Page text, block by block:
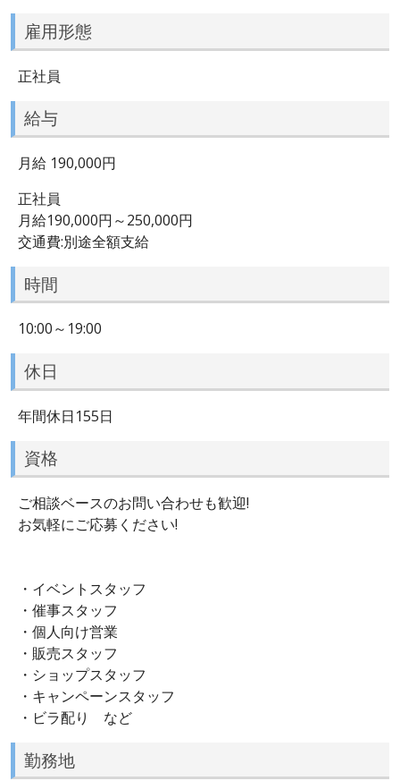
雇用形態
正社員
給与
月給 190,000円
正社員
月給190,000円～250,000円
交通費:別途全額支給
時間
10:00～19:00
休日
年間休日155日
資格
ご相談ベースのお問い合わせも歓迎!
お気軽にご応募ください!
・イベントスタッフ
・催事スタッフ
・個人向け営業
・販売スタッフ
・ショップスタッフ
・キャンペーンスタッフ
・ビラ配り など
勤務地